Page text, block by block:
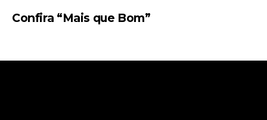
Confira “Mais que Bom”